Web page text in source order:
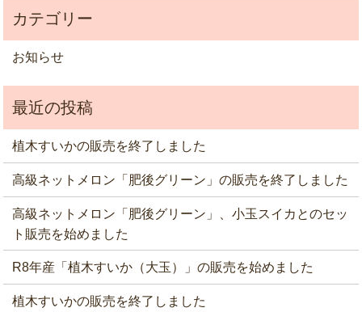
お知らせ
植木すいかの販売を終了しました
高級ネットメロン「肥後グリーン」の販売を終了しました
高級ネットメロン「肥後グリーン」、小玉スイカとのセッ
ト販売を始めました
R8年産「植木すいか（大玉）」の販売を始めました
植木すいかの販売を終了しました